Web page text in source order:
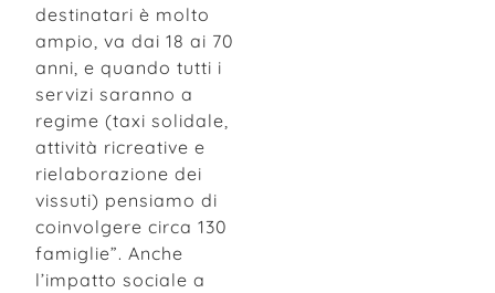
destinatari è molto
ampio, va dai 18 ai 70
anni, e quando tutti i
servizi saranno a
regime (taxi solidale,
attività ricreative e
rielaborazione dei
vissuti) pensiamo di
coinvolgere circa 130
famiglie”. Anche
l’impatto sociale a